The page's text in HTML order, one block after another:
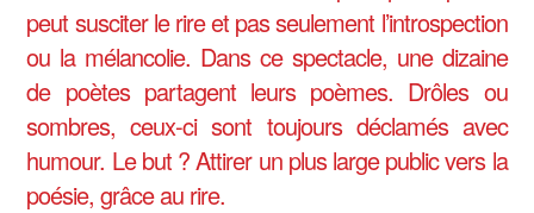
peut susciter le rire et pas seulement l’introspection
ou la mélancolie. Dans ce spectacle, une dizaine
de poètes partagent leurs poèmes. Drôles ou
sombres, ceux-ci sont toujours déclamés avec
humour. Le but ? Attirer un plus large public vers la
poésie, grâce au rire.